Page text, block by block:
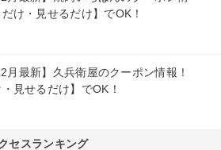
け・見せるだけ】でOK！
月最新】久兵衛屋のクーポン情報！
・見せるだけ】でOK！
セスランキング